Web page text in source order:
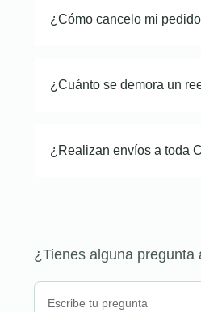
¿Cómo cancelo mi
¿Cuánto se demora un
¿Realizan envíos a toda
¿Tienes alguna